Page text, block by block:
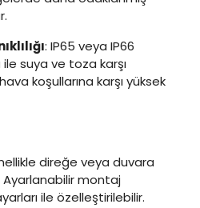
: IP65 veya IP66
suya ve toza karşı
koşullarına karşı yüksek
direğe veya duvara
Ayarlanabilir montaj
ile özelleştirilebilir.